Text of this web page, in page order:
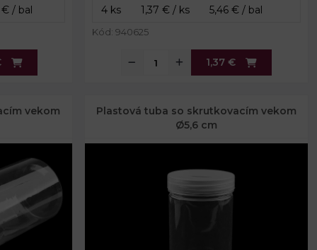
Kód: 940625
1,37 €
vekom
Plastová tuba so skrutkovacím vekom
Ø5,6 cm